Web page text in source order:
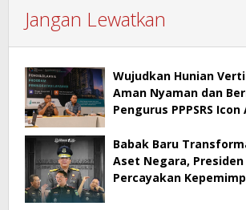
Jangan Lewatkan
Wujudkan Hunian
Aman Nyaman dan
Pengurus PPPSRS
Apps
Babak Baru
Aset Negara, Presiden
Percayakan